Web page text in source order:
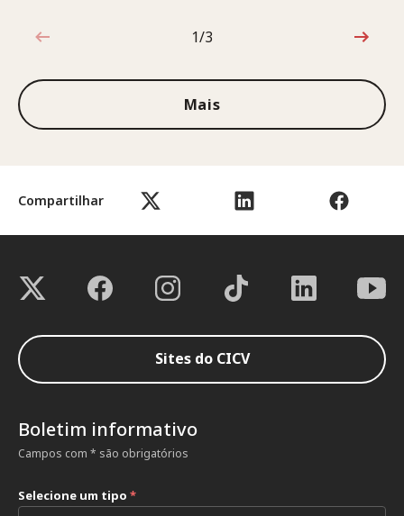
Compartilhar
1 de 3
1/3
Mais
Sites do CICV
Boletim informativo
Campos com * são obrigatórios
Selecione um tipo *